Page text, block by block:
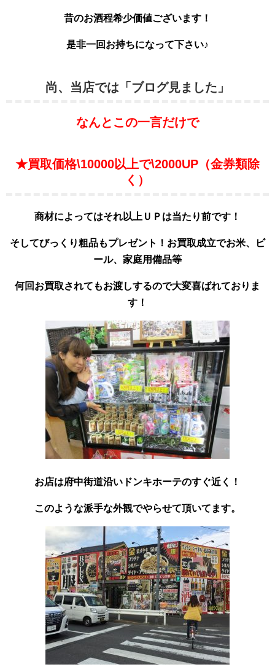
昔のお酒程希少価値ございます！
是非一回お持ちになって下さい♪
尚、当店では「ブログ見ました」
なんとこの一言だけで
★買取価格\10000以上で\2000UP（金券類除
く）
商材によってはそれ以上ＵＰは当たり前です！
そしてびっくり粗品もプレゼント！お買取成立でお米、ビ
ール、家庭用備品等
何回お買取されてもお渡しするので大変喜ばれておりま
す！
お店は府中街道沿いドンキホーテのすぐ近く！
このような派手な外観でやらせて頂いてます。